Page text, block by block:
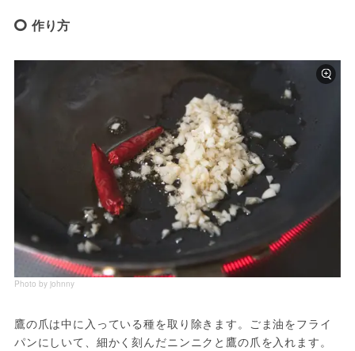
作り方
Photo by johnny
鷹の爪は中に入っている種を取り除きます。ごま油をフライ
パンにしいて、細かく刻んだニンニクと鷹の爪を入れます。